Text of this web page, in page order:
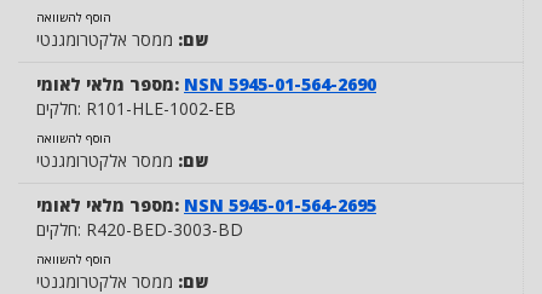
הוסף להשוואה
שם: ממסר אלקטרומגנטי
מספר מלאי לאומי: NSN 5945-01-564-2690
חלקים: R101-HLE-1002-EB
הוסף להשוואה
שם: ממסר אלקטרומגנטי
מספר מלאי לאומי: NSN 5945-01-564-2695
חלקים: R420-BED-3003-BD
הוסף להשוואה
שם: ממסר אלקטרומגנטי